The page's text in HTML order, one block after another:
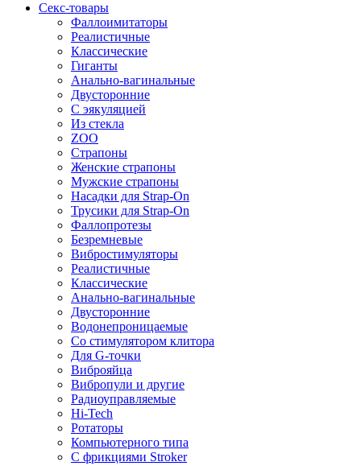
Секс-товары
Фаллоимитаторы
Реалистичные
Классические
Гиганты
Анально-вагинальные
Двусторонние
С эякуляцией
Из стекла
ZOO
Страпоны
Женские страпоны
Мужские страпоны
Насадки для Strap-On
Трусики для Strap-On
Фаллопротезы
Безремневые
Вибростимуляторы
Реалистичные
Классические
Анально-вагинальные
Двусторонние
Водонепроницаемые
Со стимулятором клитора
Для G-точки
Виброяйца
Вибропули и другие
Радиоуправляемые
Hi-Tech
Ротаторы
Компьютерного типа
С фрикциями Stroker